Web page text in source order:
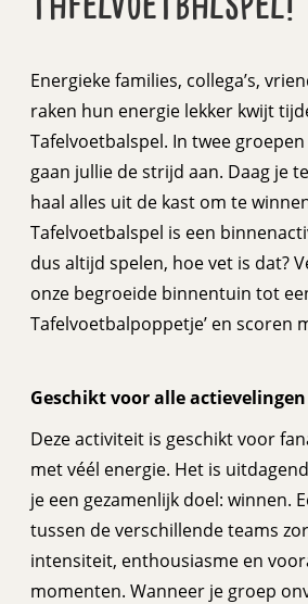
Energieke families, collega’s,
raken hun energie lekker kwijt
Tafelvoetbalspel. In twee
gaan jullie de strijd aan. Daag je
haal alles uit de kast om te
Tafelvoetbalspel is een
dus altijd spelen, hoe vet is dat?
onze begroeide binnentuin tot
Tafelvoetbalpoppetje’ en scoren
Geschikt voor alle actievelingen
Deze activiteit is geschikt voor
met véél energie. Het is
je een gezamenlijk doel: winnen.
tussen de verschillende teams
intensiteit, enthousiasme en
momenten. Wanneer je groep